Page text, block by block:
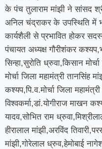
के पंच तुलाराम मांझी ने सांसद
अनिल चंद्राकर के उपस्थिति में
कार्यशैली से प्रभावित होकर
पंचायत अध्यक्ष गौरीशंकर
सिन्हा,सुरोति ध्रुवा,किसान
मोर्चा जिला महामंत्री तानसिंह
कश्यप,पि.व.मोर्चा जिला
विश्वकर्मा,डां.योगीराज माखन
यादव,सोभित राम
हीरालाल मांझी,अरविंद
मांझी,गोरेलाल ध्रुव,हेमोबाई